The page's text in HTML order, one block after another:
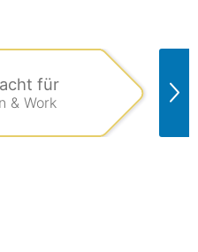
für
& Work